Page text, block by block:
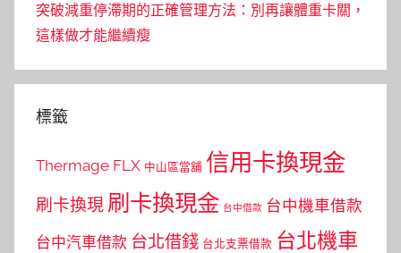
突破減重停滯期的正確管理方法：別再讓體重卡關，
這樣做才能繼續瘦
標籤
Thermage FLX 中山區當舖 信用卡換現金
刷卡換現 刷卡換現金 台中借款 台中機車借款
台中汽車借款 台北借錢 台北支票借款 台北機車